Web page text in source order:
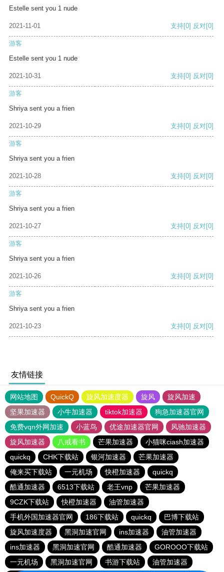
Estelle sent you 1 nude
2021-11-01 支持[0] 反对[0]
游客
Estelle sent you 1 nude
2021-10-31 支持[0] 反对[0]
游客
Shriya sent you a frien
2021-10-29 支持[0] 反对[0]
游客
Shriya sent you a frien
2021-10-28 支持[0] 反对[0]
游客
Shriya sent you a frien
2021-10-27 支持[0] 反对[0]
游客
Shriya sent you a frien
2021-10-26 支持[0] 反对[0]
游客
Shriya sent you a frien
2021-10-23 支持[0] 反对[0]
友情链接
网站地图 QuickQ 旋风加速度器 旋风
旋风加速
坚果加速器
小牛加速器 tiktok加速器
狗急加速器官网
免费vqn外网加速
小蓝鸟 优途加速器官网
风驰加速器
旋风加速器
八戒看书 芒果加速器
小猫咪ciash加速器
quickq
CHK下载站 银河加速器
芒果加速器
俺来买下载站
一元机场 快橙加速器
quickq
酷通加速器
6513下载站 老王vnp
芒果加速器
9CZK下载站
快橙加速器
油管加速器
手机外国加速器官网
186下载站 quickq
巴博下载站
旋风加速度器
黑洞加速官网 ins加速器
油管加速器
ins加速器
黑洞加速官网 酷通加速器
GOROOO下载站
一元机场
黑洞加速官网 书游下载站 油管加速器